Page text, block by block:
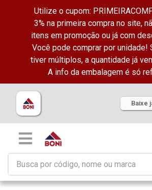
Utilize o cupom:
3% na primeira compra no site,
itens em promoção ou já com
Você pode comprar por unidade!
tiver múltiplos, a quantidade já
A info da embalagem é só
Baixe